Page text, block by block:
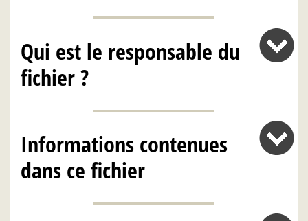
Qui est le responsable du
fichier ?
Informations contenues
dans ce fichier